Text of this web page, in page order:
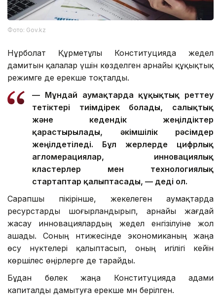
Фото: Gov.kz
Нұрболат Құрметұлы Конституцияда жедел
дамитын қалалар үшін көзделген арнайы құқықтық
режимге де ерекше тоқталды.
— Мұндай аумақтарда құқықтық реттеу
тетіктері тиімдірек болады, салықтық
және кедендік жеңілдіктер
қарастырылады, әкімшілік рәсімдер
жеңілдетіледі. Бұл жерлерде цифрлық
агломерациялар, инновациялық
кластерлер мен технологиялық
стартаптар қалыптасады, — деді ол.
Сарапшы пікірінше, жекелеген аумақтарда
ресурстарды шоғырландырып, арнайы жағдай
жасау инновациялардың жедел енгізілуіне жол
ашады. Соның нәтижесінде экономиканың жаңа
өсу нүктелері қалыптасып, оның игілігі кейін
көршілес өңірлерге де тарайды.
Бұдан бөлек жаңа Конституцияда адами
капиталды дамытуға ерекше мән берілген.